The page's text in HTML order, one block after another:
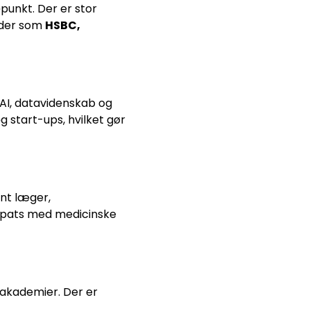
Der er stor
som HSBC,
datavidenskab og
start-ups, hvilket gør
læger,
med medicinske
Der er